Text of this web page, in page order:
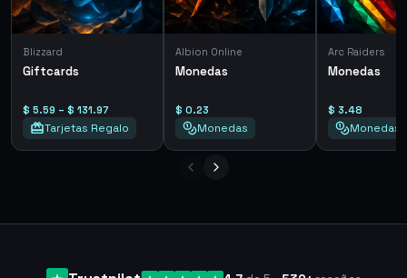
Blizzard
Giftcards
$ 5.59 – $ 131.97
Tarjetas Regalo
Albion Online
Monedas
$ 0.23
Monedas
Arc Raiders
Monedas
$ 3.48
Monedas